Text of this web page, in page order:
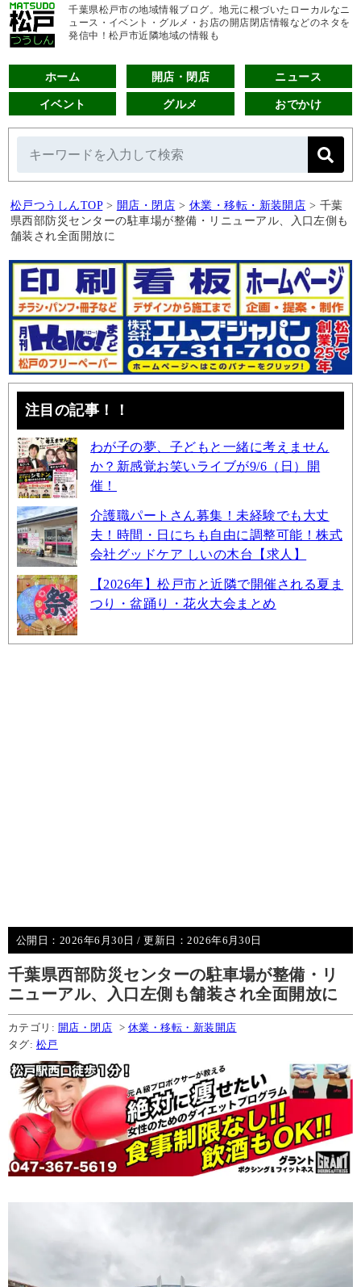
千葉県松戸市の地域情報ブログ。地元に根づいたローカルなニ
ュース・イベント・グルメ・お店の開店閉店情報などのネタを
発信中！松戸市近隣地域の情報も
ホーム 開店・閉店 ニュース
イベント グルメ おでかけ
松戸つうしんTOP > 開店・閉店 > 休業・移転・新装開店 > 千葉
県西部防災センターの駐車場が整備・リニューアル、入口左側も
舗装され全面開放に
注目の記事！！
わが子の夢、子どもと一緒に考えません
か？新感覚お笑いライブが9/6（日）開
催！
介護職パートさん募集！未経験でも大丈
夫！時間・日にちも自由に調整可能！株式
会社グッドケア しいの木台【求人】
【2026年】松戸市と近隣で開催される夏ま
つり・盆踊り・花火大会まとめ
公開日： 2026年6月30日 / 更新日：2026年6月30日
千葉県西部防災センターの駐車場が整備・リ
ニューアル、入口左側も舗装され全面開放に
カテゴリ: 開店・閉店 > 休業・移転・新装開店
タグ: 松戸